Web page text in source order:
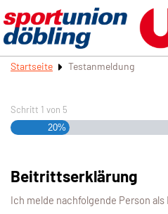
Startseite Testanmeldung
Schritt 1 von 5
20%
Beitrittserklärung
Ich melde nachfolgende Person